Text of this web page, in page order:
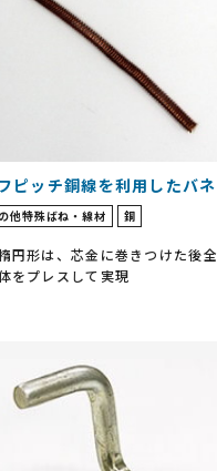
ピッチ銅線を利用したバネ
他特殊ばね・線材 銅
円形は、芯金に巻きつけた後全
をプレスして実現